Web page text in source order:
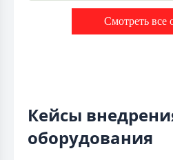
Смотреть все
Кейсы
оборудования